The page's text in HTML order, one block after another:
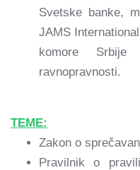
Svetske banke,
JAMS
komore
ravnopravnosti.
TEME:
Zakon o
Pravilnik o